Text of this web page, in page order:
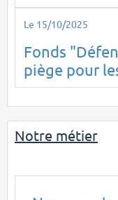
Le 15/10/2025
Fonds
piège pour
Notre métier